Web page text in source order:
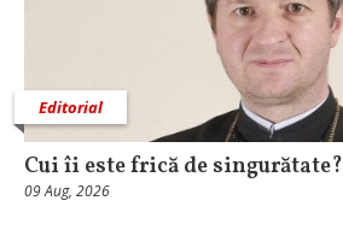
Editorial
Cui îi este frică de singurătate?
09 Aug, 2026